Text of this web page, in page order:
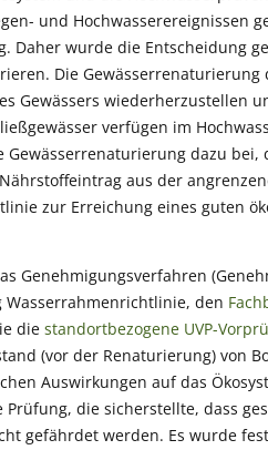
und Hochwasserereignissen
Daher wurde die Entscheidung
Die Gewässerrenaturierung
Gewässers wiederherzustellen
verfügen im
dazu bei,
aus der
zur Erreichung eines guten
Genehmigungsverfahren
Wasserrahmenrichtlinie, den
die standortbezogene UVP-
(vor der Renaturierung) von
Auswirkungen auf das
die sicherstellte, dass
gefährdet werden. Es wurde